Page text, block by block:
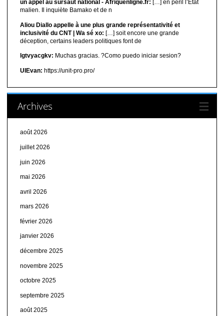
un appel au sursaut national - Afriquenligne.fr: […] en péril l’Etat
malien. Il inquiète Bamako et de n
Aliou Diallo appelle à une plus grande représentativité et
inclusivité du CNT | Wa sé xo: […] soit encore une grande
déception, certains leaders politiques font de
lgtvyacgkv: Muchas gracias. ?Como puedo iniciar sesion?
UIEvan: https://unit-pro.pro/
Archives
août 2026
juillet 2026
juin 2026
mai 2026
avril 2026
mars 2026
février 2026
janvier 2026
décembre 2025
novembre 2025
octobre 2025
septembre 2025
août 2025